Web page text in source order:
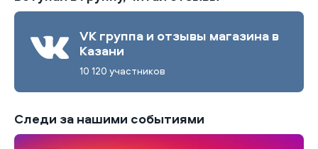
VK группа и отзывы магазина в
Казани
10 120 участников
Следи за нашими событиями